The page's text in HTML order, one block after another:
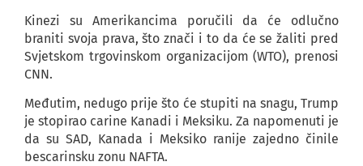
Kinezi su Amerikancima poručili da će odlučno
braniti svoja prava, što znači i to da će se žaliti pred
Svjetskom trgovinskom organizacijom (WTO), prenosi
CNN.
Međutim, nedugo prije što će stupiti na snagu, Trump
je stopirao carine Kanadi i Meksiku. Za napomenuti je
da su SAD, Kanada i Meksiko ranije zajedno činile
bescarinsku zonu NAFTA.